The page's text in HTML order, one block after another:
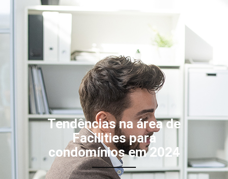
Tendências na área de
Facilities para
condomínios em 2024